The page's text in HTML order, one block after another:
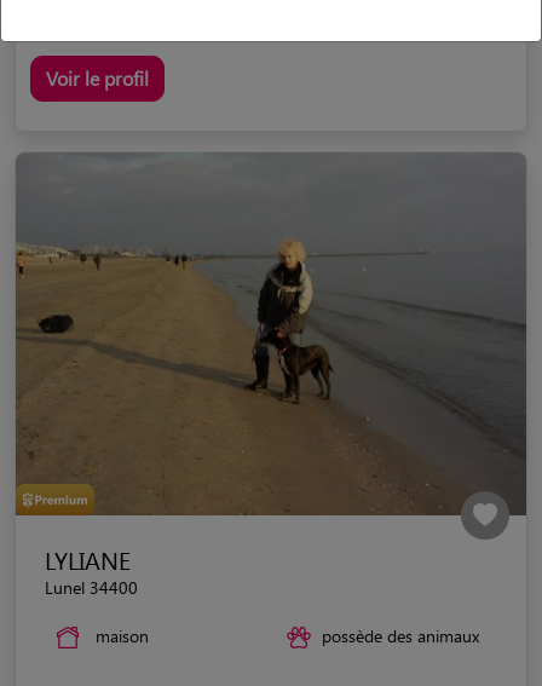
Voir le profil
LYLIANE
Lunel 34400
maison possède des animaux